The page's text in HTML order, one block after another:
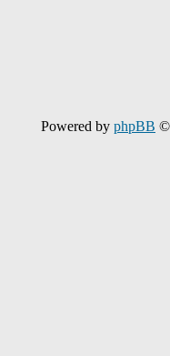
Powered by phpBB ©